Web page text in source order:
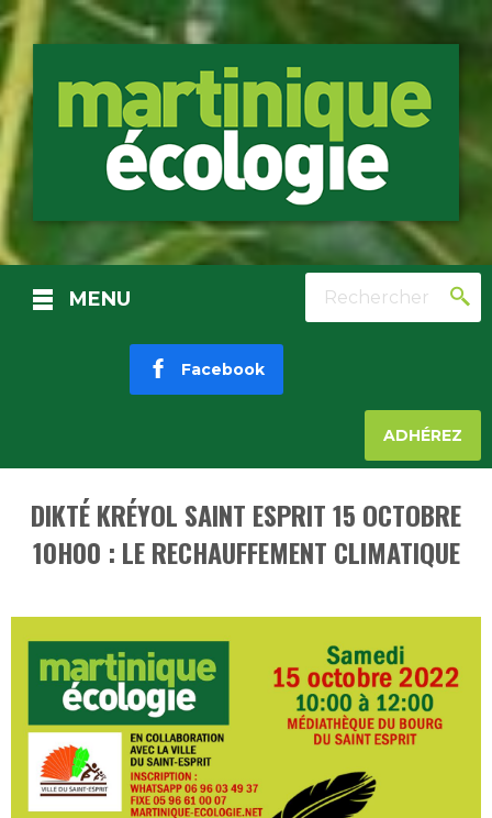
MENU Rechercher
Facebook
ADHÉREZ
DIKTÉ KRÉYOL SAINT ESPRIT 15 OCTOBRE
10H00 : LE RECHAUFFEMENT CLIMATIQUE